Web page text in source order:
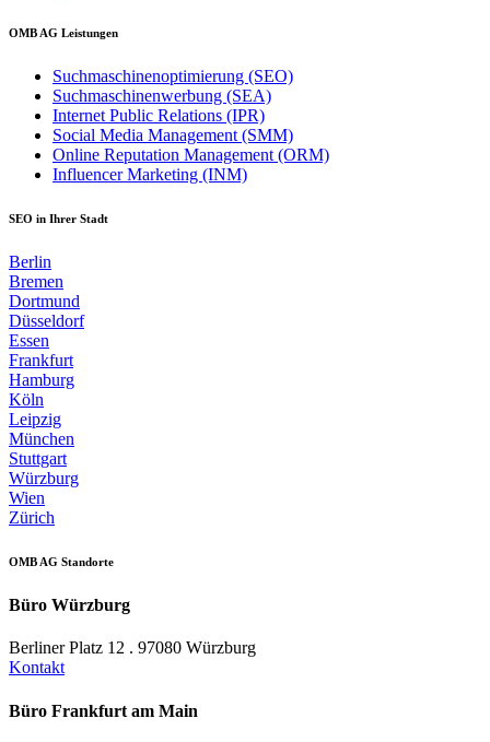
OMB AG Leistungen
Suchmaschinenoptimierung (SEO)
Suchmaschinenwerbung (SEA)
Internet Public Relations (IPR)
Social Media Management (SMM)
Online Reputation Management (ORM)
Influencer Marketing (INM)
SEO in Ihrer Stadt
Berlin
Bremen
Dortmund
Düsseldorf
Essen
Frankfurt
Hamburg
Köln
Leipzig
München
Stuttgart
Würzburg
Wien
Zürich
OMB AG Standorte
Büro Würzburg
Berliner Platz 12 . 97080 Würzburg
Kontakt
Büro Frankfurt am Main